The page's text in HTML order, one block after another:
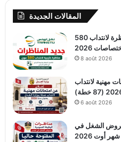
المقالات الجديدة
شركة النقل بتونس تفتح مناظرة لانتداب 580
2026
8 août 2026
مهنية لانتداب
6 août 2026
الشغل في
أوت 2026